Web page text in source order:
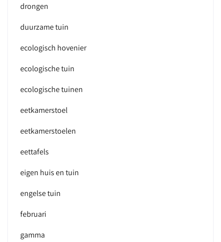
drongen
duurzame tuin
ecologisch hovenier
ecologische tuin
ecologische tuinen
eetkamerstoel
eetkamerstoelen
eettafels
eigen huis en tuin
engelse tuin
februari
gamma